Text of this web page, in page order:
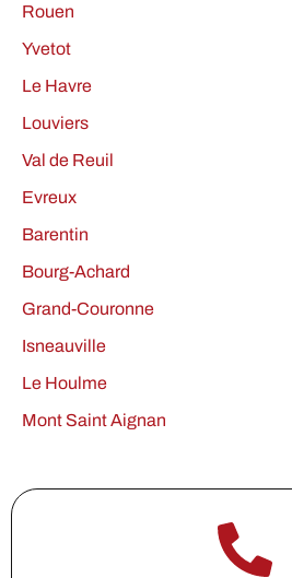
Rouen
Yvetot
Le Havre
Louviers
Val de Reuil
Evreux
Barentin
Bourg-Achard
Grand-Couronne
Isneauville
Le Houlme
Mont Saint Aignan